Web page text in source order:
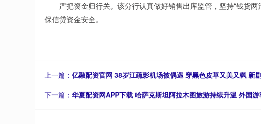
严把资金归行关。该分行认真做好销售出库监管，坚持“钱货两
保信贷资金安全。
上一篇： 亿融配资官网 38岁江疏影机场被偶遇 穿黑色皮草又美又飒 新
下一篇： 华夏配资网APP下载 哈萨克斯坦阿拉木图旅游持续升温 外国